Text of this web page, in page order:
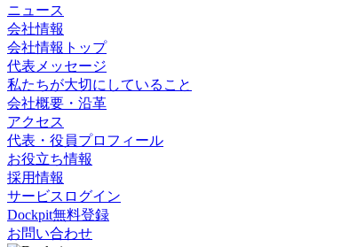
ニュース
会社情報
会社情報トップ
代表メッセージ
私たちが大切にしていること
会社概要・沿革
アクセス
代表・役員プロフィール
お役立ち情報
採用情報
サービスログイン
Dockpit無料登録
お問い合わせ